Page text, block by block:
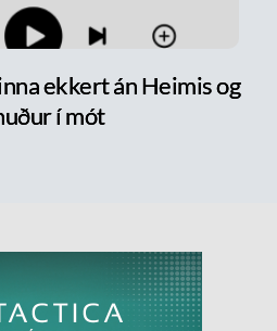
ekkert án Heimis og
í mót